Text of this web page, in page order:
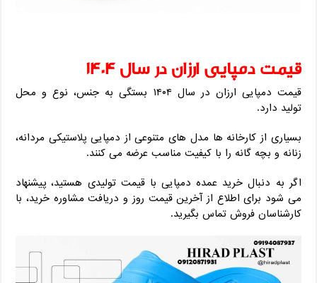
قیمت دمپایی ارزان در سال ۱۴۰۴
قیمت دمپایی ارزان در سال ۱۴۰۴ بستگی به جنس، نوع و محل
تولید دارد.
بسیاری از کارخانه ‌ها مدل ‌های متنوعی از دمپایی پلاستیکی مردانه،
زنانه و بچه‌ گانه را با کیفیت مناسب عرضه می‌ کنند.
اگر به‌ دنبال خرید عمده دمپایی با قیمت تولیدی هستید، پیشنهاد
می ‌شود برای اطلاع از آخرین قیمت روز و دریافت مشاوره خرید، با
کارشناسان فروش تماس بگیرید.